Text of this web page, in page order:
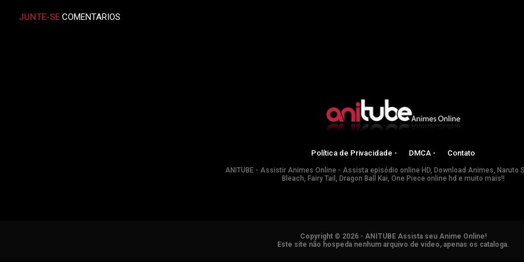
JUNTE-SE COMENTARIOS
Política de Privacidade - DMCA - Contato
ANITUBE - Assistir Animes Online - Assista episódio online HD, Download Animes, Naruto
Bleach, Fairy Tail, Dragon Ball Kai, One Piece online hd e muito mais!!
Copyright © 2026 - ANITUBE Assista seu Anime Online!
Este site não hospeda nenhum arquivo de vídeo, apenas os cataloga.